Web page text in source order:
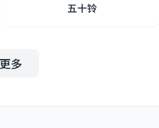
五十铃
小松
多